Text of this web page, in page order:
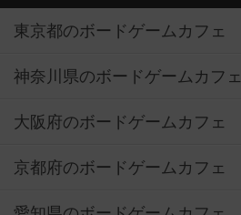
東京都のボードゲームカフェ
神奈川県のボードゲームカフェ
大阪府のボードゲームカフェ
京都府のボードゲームカフェ